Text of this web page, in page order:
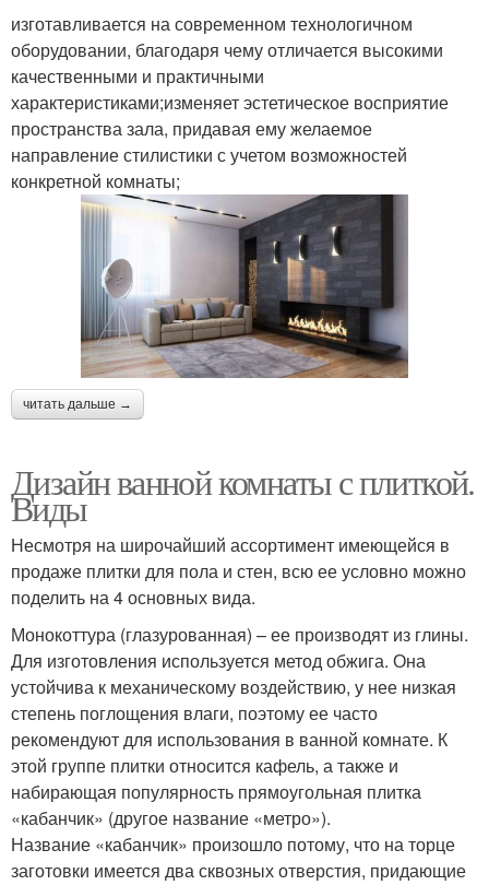
изготавливается на современном технологичном
оборудовании, благодаря чему отличается высокими
качественными и практичными
характеристиками;изменяет эстетическое восприятие
пространства зала, придавая ему желаемое
направление стилистики с учетом возможностей
конкретной комнаты;
читать дальше →
Дизайн ванной комнаты с плиткой.
Виды
Несмотря на широчайший ассортимент имеющейся в
продаже плитки для пола и стен, всю ее условно можно
поделить на 4 основных вида.
Монокоттура (глазурованная) – ее производят из глины.
Для изготовления используется метод обжига. Она
устойчива к механическому воздействию, у нее низкая
степень поглощения влаги, поэтому ее часто
рекомендуют для использования в ванной комнате. К
этой группе плитки относится кафель, а также и
набирающая популярность прямоугольная плитка
«кабанчик» (другое название «метро»).
Название «кабанчик» произошло потому, что на торце
заготовки имеется два сквозных отверстия, придающие